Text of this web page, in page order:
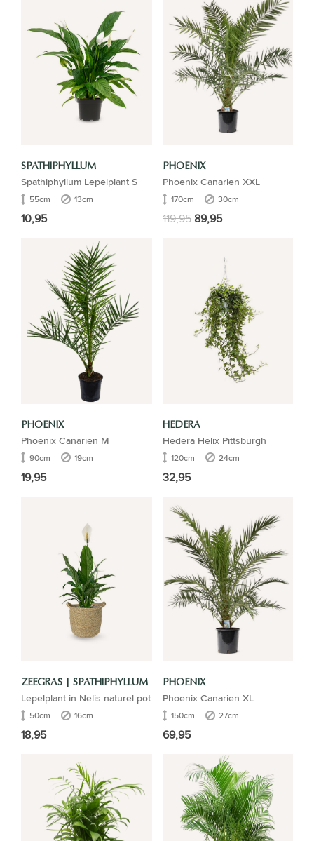
SPATHIPHYLLUM
Spathiphyllum Lepelplant S
55cm 13cm
10,95
PHOENIX
Phoenix Canarien XXL
170cm 30cm
119,95 89,95
PHOENIX
Phoenix Canarien M
90cm 19cm
19,95
HEDERA
Hedera Helix Pittsburgh
120cm 24cm
32,95
ZEEGRAS | SPATHIPHYLLUM
Lepelplant in Nelis naturel pot
50cm 16cm
18,95
PHOENIX
Phoenix Canarien XL
150cm 27cm
69,95